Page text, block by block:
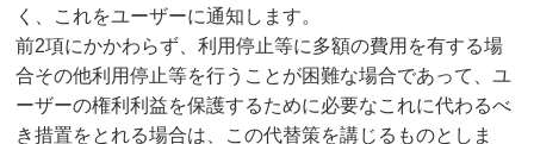
く、これをユーザーに通知します。
前2項にかかわらず、利用停止等に多額の費用を有する場
合その他利用停止等を行うことが困難な場合であって、ユ
ーザーの権利利益を保護するために必要なこれに代わるべ
き措置をとれる場合は、この代替策を講じるものとしま